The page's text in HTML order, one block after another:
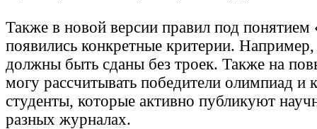
Также в новой версии правил под понятием
появились конкретные критерии.
должны быть сданы без троек. Также на
могу рассчитывать победители олимпиад и
студенты, которые активно публикуют
разных журналах.